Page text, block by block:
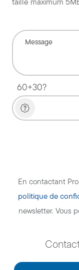
60+30?
En contactant
politique de
newsletter. Vous